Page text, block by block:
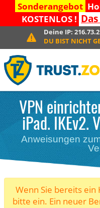
Sonderangebot
KOSTENLOS !
Deine IP:
DU BIST NICHT
VPN
iPad. IKEv2.
Anweisungen
Wenn Sie bereits ein
bitte ein. Ein neuer